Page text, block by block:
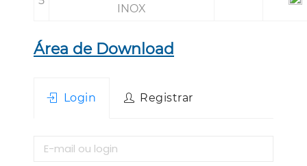
INOX
Área de Download
Login Registrar